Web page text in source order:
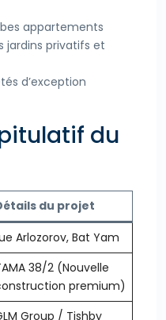
appartements
jardins privatifs et
d’exception
du
du projet
Arlozorov, Bat Yam
38/2 (Nouvelle
premium)
Group / Tishby